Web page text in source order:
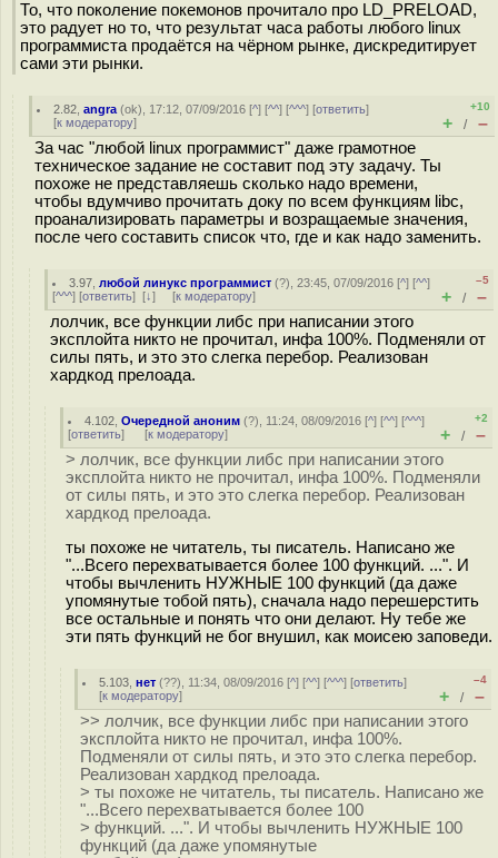
То, что поколение покемонов прочитало про LD_PRELOAD,
это радует но то, что результат часа работы любого linux
программиста продаётся на чёрном рынке, дискредитирует
сами эти рынки.
2.82 ,angra (ok), 17:12, 07/09/2016 [^] [^^] [^^^] [ответить]
[к модератору]
+10
+ / –
За час "любой linux программист" даже грамотное
техническое задание не составит под эту задачу. Ты
похоже не представляешь сколько надо времени,
чтобы вдумчиво прочитать доку по всем функциям libc,
проанализировать параметры и возращаемые значения,
после чего составить список что, где и как надо заменить.
3.97 ,любой линукс программист (?), 23:45, 07/09/2016 [^] [^^]
[^^^] [ответить] [↓] [к модератору]
–5
+ / –
лолчик, все функции либс при написании этого
эксплойта никто не прочитал, инфа 100%. Подменяли от
силы пять, и это это слегка перебор. Реализован
хардкод прелоада.
4.102 ,Очередной аноним (?), 11:24, 08/09/2016 [^] [^^] [^^^]
[ответить] [к модератору]
+2
+ / –
> лолчик, все функции либс при написании этого
эксплойта никто не прочитал, инфа 100%. Подменяли
от силы пять, и это это слегка перебор. Реализован
хардкод прелоада.
ты похоже не читатель, ты писатель. Написано же
"...Всего перехватывается более 100 функций. ...". И
чтобы вычленить НУЖНЫЕ 100 функций (да даже
упомянутые тобой пять), сначала надо перешерстить
все остальные и понять что они делают. Ну тебе же
эти пять функций не бог внушил, как моисею заповеди.
5.103 ,нет (??), 11:34, 08/09/2016 [^] [^^] [^^^] [ответить]
[к модератору]
–4
+ / –
>> лолчик, все функции либс при написании этого
эксплойта никто не прочитал, инфа 100%.
Подменяли от силы пять, и это это слегка перебор.
Реализован хардкод прелоада.
> ты похоже не читатель, ты писатель. Написано же
"...Всего перехватывается более 100
> функций. ...". И чтобы вычленить НУЖНЫЕ 100
функций (да даже упомянутые